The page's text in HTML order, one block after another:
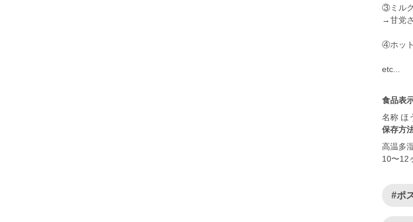
③ミル
→甘党
④ホッ
etc...
食品表
名称 ほ
保存方
高温多
10〜12
#ポ